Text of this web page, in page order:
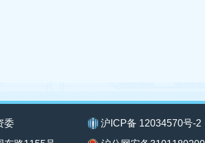
委
沪ICP备 12034570号-2